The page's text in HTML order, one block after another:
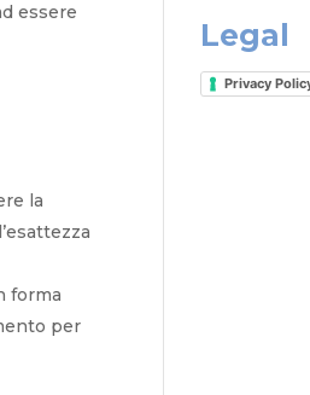
essere
la
forma
per
Legal
Privacy